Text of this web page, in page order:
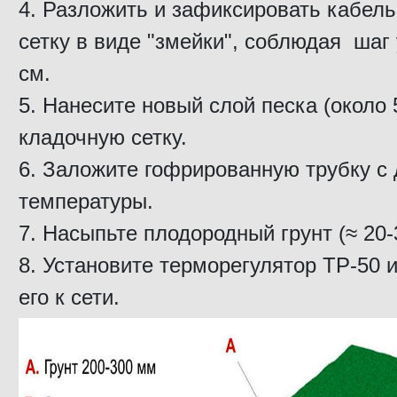
Разложить и зафиксировать
сетку в виде "змейки", соблюдая шаг
см.
Нанесите новый слой песка (около
кладочную сетку.
Заложите гофрированную трубку с
температуры.
Насыпьте плодородный грунт (≈
Установите терморегулятор ТР-50
его к сети.